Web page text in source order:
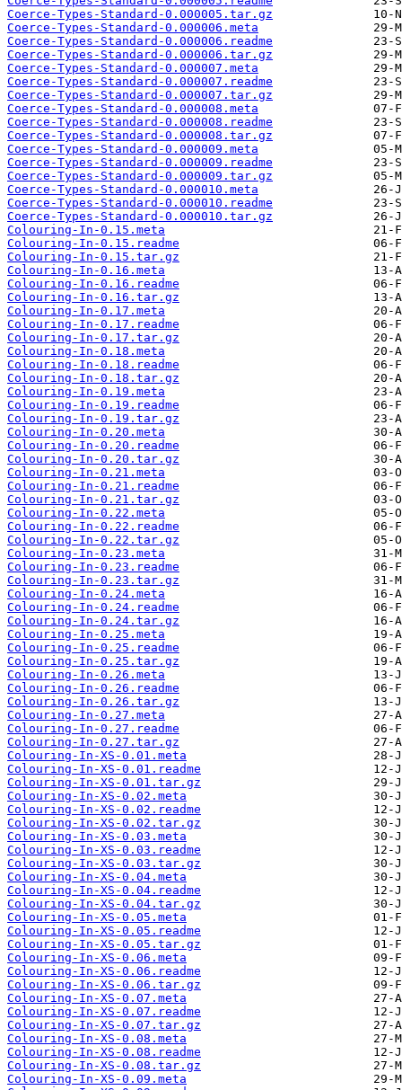
Coerce-Types-Standard-0.000005.tar.gz
Coerce-Types-Standard-0.000006.meta
Coerce-Types-Standard-0.000006.readme
Coerce-Types-Standard-0.000006.tar.gz
Coerce-Types-Standard-0.000007.meta
Coerce-Types-Standard-0.000007.readme
Coerce-Types-Standard-0.000007.tar.gz
Coerce-Types-Standard-0.000008.meta
Coerce-Types-Standard-0.000008.readme
Coerce-Types-Standard-0.000008.tar.gz
Coerce-Types-Standard-0.000009.meta
Coerce-Types-Standard-0.000009.readme
Coerce-Types-Standard-0.000009.tar.gz
Coerce-Types-Standard-0.000010.meta
Coerce-Types-Standard-0.000010.readme
Coerce-Types-Standard-0.000010.tar.gz
Colouring-In-0.15.meta
Colouring-In-0.15.readme
Colouring-In-0.15.tar.gz
Colouring-In-0.16.meta
Colouring-In-0.16.readme
Colouring-In-0.16.tar.gz
Colouring-In-0.17.meta
Colouring-In-0.17.readme
Colouring-In-0.17.tar.gz
Colouring-In-0.18.meta
Colouring-In-0.18.readme
Colouring-In-0.18.tar.gz
Colouring-In-0.19.meta
Colouring-In-0.19.readme
Colouring-In-0.19.tar.gz
Colouring-In-0.20.meta
Colouring-In-0.20.readme
Colouring-In-0.20.tar.gz
Colouring-In-0.21.meta
Colouring-In-0.21.readme
Colouring-In-0.21.tar.gz
Colouring-In-0.22.meta
Colouring-In-0.22.readme
Colouring-In-0.22.tar.gz
Colouring-In-0.23.meta
Colouring-In-0.23.readme
Colouring-In-0.23.tar.gz
Colouring-In-0.24.meta
Colouring-In-0.24.readme
Colouring-In-0.24.tar.gz
Colouring-In-0.25.meta
Colouring-In-0.25.readme
Colouring-In-0.25.tar.gz
Colouring-In-0.26.meta
Colouring-In-0.26.readme
Colouring-In-0.26.tar.gz
Colouring-In-0.27.meta
Colouring-In-0.27.readme
Colouring-In-0.27.tar.gz
Colouring-In-XS-0.01.meta
Colouring-In-XS-0.01.readme
Colouring-In-XS-0.01.tar.gz
Colouring-In-XS-0.02.meta
Colouring-In-XS-0.02.readme
Colouring-In-XS-0.02.tar.gz
Colouring-In-XS-0.03.meta
Colouring-In-XS-0.03.readme
Colouring-In-XS-0.03.tar.gz
Colouring-In-XS-0.04.meta
Colouring-In-XS-0.04.readme
Colouring-In-XS-0.04.tar.gz
Colouring-In-XS-0.05.meta
Colouring-In-XS-0.05.readme
Colouring-In-XS-0.05.tar.gz
Colouring-In-XS-0.06.meta
Colouring-In-XS-0.06.readme
Colouring-In-XS-0.06.tar.gz
Colouring-In-XS-0.07.meta
Colouring-In-XS-0.07.readme
Colouring-In-XS-0.07.tar.gz
Colouring-In-XS-0.08.meta
Colouring-In-XS-0.08.readme
Colouring-In-XS-0.08.tar.gz
Colouring-In-XS-0.09.meta